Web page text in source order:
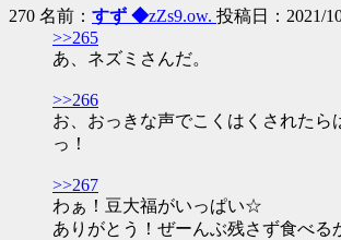
270 名前： すず ◆zZs9.ow. 投稿日：2021/
>>265
あ、ネズミさんだ。
>>266
お、おっきな声でこくはくされた
っ！
>>267
わぁ！豆大福がいっぱい☆
ありがとう！ぜーんぶ残さず食べる